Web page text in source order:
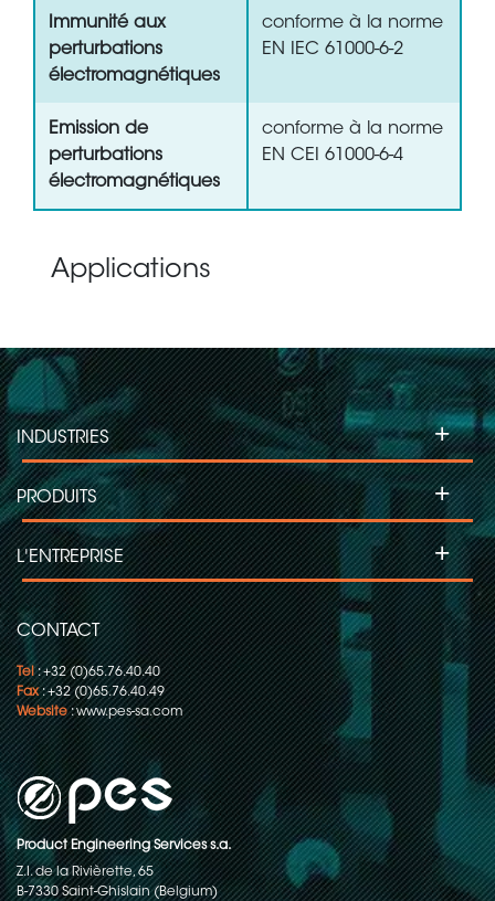
Immunité aux
perturbations
électromagnétiques
conforme à la norme
EN IEC 61000-6-2
Emission de
perturbations
électromagnétiques
conforme à la norme
EN CEI 61000-6-4
Applications
CONTACT
Tel: +32 (0)65.76.40.40
Fax: +32 (0)65.76.40.49
Website:www.pes-sa.com
Product Engineering Services s.a.
Z.I. de la Rivièrette, 65
B-7330 Saint-Ghislain (Belgium)
INDUSTRIES +
PRODUITS +
L'ENTREPRISE +